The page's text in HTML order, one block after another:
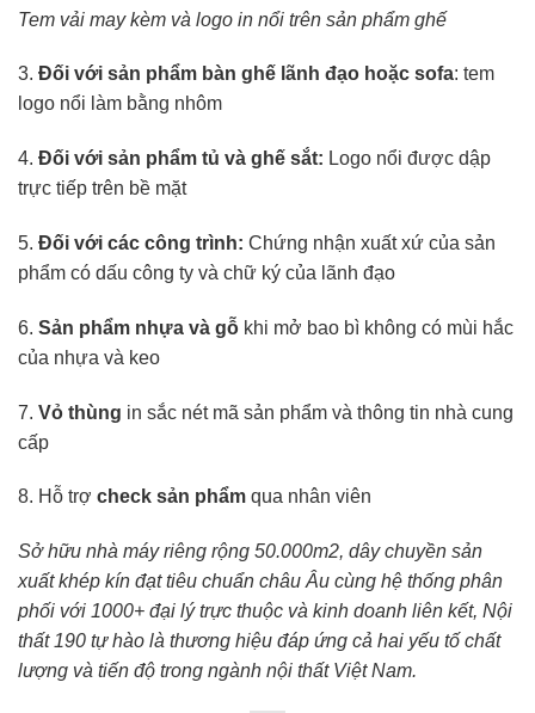
Tem vải may kèm và logo in nổi trên sản phẩm ghế
3. Đối với sản phẩm bàn ghế lãnh đạo hoặc sofa: tem
logo nổi làm bằng nhôm
4. Đối với sản phẩm tủ và ghế sắt: Logo nổi được dập
trực tiếp trên bề mặt
5. Đối với các công trình: Chứng nhận xuất xứ của sản
phẩm có dấu công ty và chữ ký của lãnh đạo
6. Sản phẩm nhựa và gỗ khi mở bao bì không có mùi hắc
của nhựa và keo
7. Vỏ thùng in sắc nét mã sản phẩm và thông tin nhà cung
cấp
8. Hỗ trợ check sản phẩm qua nhân viên
Sở hữu nhà máy riêng rộng 50.000m2, dây chuyền sản
xuất khép kín đạt tiêu chuẩn châu Âu cùng hệ thống phân
phối với 1000+ đại lý trực thuộc và kinh doanh liên kết, Nội
thất 190 tự hào là thương hiệu đáp ứng cả hai yếu tố chất
lượng và tiến độ trong ngành nội thất Việt Nam.